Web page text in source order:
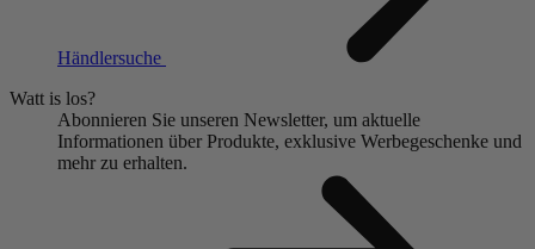
Händlersuche
Watt is los?
Abonnieren Sie unseren Newsletter, um aktuelle
Informationen über Produkte, exklusive Werbegeschenke und
mehr zu erhalten.